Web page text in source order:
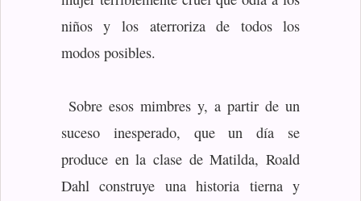
niños y los aterroriza de todos los
modos posibles.
Sobre esos mimbres y, a partir de un
suceso inesperado, que un día se
produce en la clase de Matilda, Roald
Dahl construye una historia tierna y